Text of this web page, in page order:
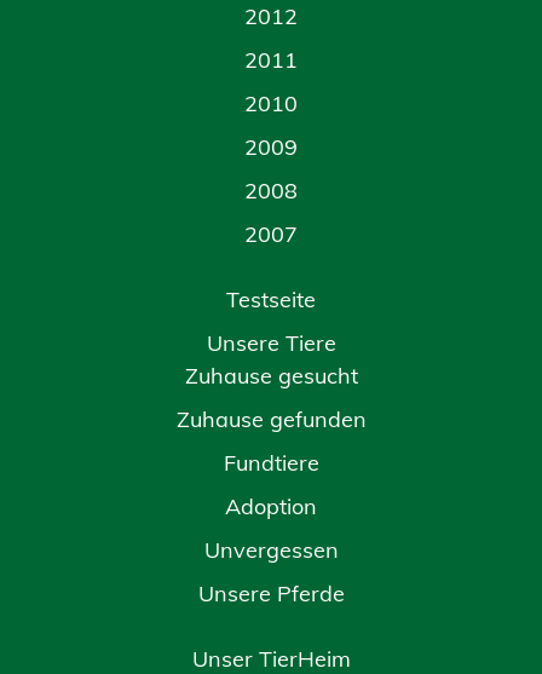
2012
2011
2010
2009
2008
2007
Testseite
Unsere Tiere
Zuhause gesucht
Zuhause gefunden
Fundtiere
Adoption
Unvergessen
Unsere Pferde
Unser TierHeim